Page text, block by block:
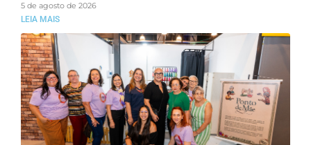
5 de agosto de 2026
LEIA MAIS